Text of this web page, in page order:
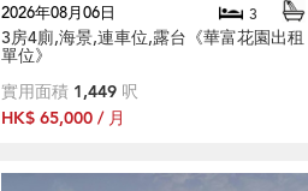
2026年08月06日 3
3房4廁,海景,連車位,露台《華富花園出租
單位》
實用面積 1,449 呎
HK$ 65,000 / 月